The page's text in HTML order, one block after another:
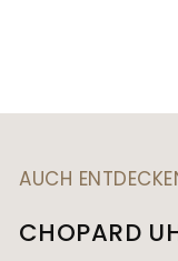
AUCH
CHOPARD